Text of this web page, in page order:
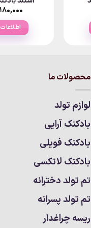
۱۸۰,۰۰۰
محصولات ما
لوازم تولد
بادکنک آرایی
بادکنک فویلی
بادکنک لاتکسی
تم تولد دخترانه
تم تولد پسرانه
ریسه چراغدار